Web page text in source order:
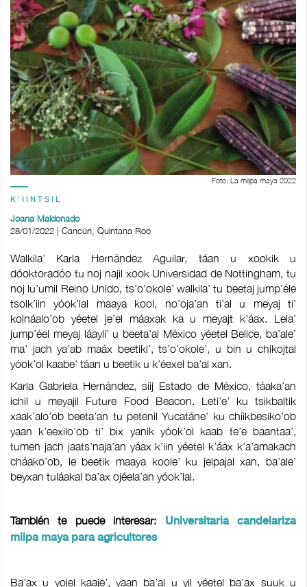
Foto: La milpa maya 2022
K'IINTSIL
Joana Maldonado
28/01/2022 | Cancún, Quintana Roo
Walkila’ Karla Hernández Aguilar, táan u xookik u
dóoktoradóo tu noj najil xook Universidad de Nottingham, tu
noj lu’umil Reino Unido, ts’o’okole’ walkila’ tu beetaj jump’éle
tsolk’iin yóok’lal maaya kool, no’oja’an ti’al u meyaj ti’
kolnáalo’ob yéetel je’el máaxak ka u meyajt k’áax. Lela’
jump’éel meyaj láayli’ u beeta’al México yéetel Belice, ba’ale’
ma’ jach ya’ab maáx beetiki’, ts’o’okole’, u bin u chikojtal
yóok’ol kaabe’ táan u beetik u k’éexel ba’al xan.
Karla Gabriela Hernández, síij Estado de México, táaka’an
ichil u meyajil Future Food Beacon. Leti’e’ ku tsikbaltik
xaak’alo’ob beeta’an tu petenil Yucatáne’ ku chíikbesiko’ob
yaan k’eexilo’ob ti’ bix yanik yóok’ol kaab te’e baantaa’,
tumen jach jaats’naja’an yáax k’iin yéetel k’áax k’a’amakach
cháako’ob, le beetik maaya koole’ ku jelpajal xan, ba’ale’
beyxan tuláakal ba’ax ojéela’an yóok’lal.
También te puede interesar:
Universitaria candelariza
milpa maya para agricultores
Ba’ax u yojel kaaje’, yaan ba’al u yil yéetel ba’ax suuk u